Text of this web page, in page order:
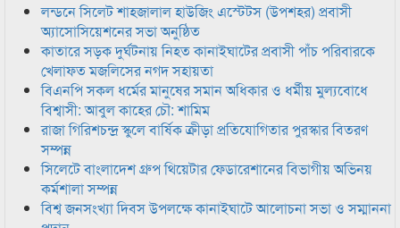
লন্ডনে সিলেট শাহজালাল হাউজিং এস্টেটস (উপশহর) প্রবাসী
অ্যাসোসিয়েশনের সভা অনুষ্ঠিত
কাতারে সড়ক দুর্ঘটনায় নিহত কানাইঘাটের প্রবাসী পাঁচ পরিবারকে
খেলাফত মজলিসের নগদ সহায়তা
বিএনপি সকল ধর্মের মানুষের সমান অধিকার ও ধর্মীয় মুল্যবোধে
বিশ্বাসী: আবুল কাহের চৌ: শামিম
রাজা গিরিশচন্দ্র স্কুলে বার্ষিক ক্রীড়া প্রতিযোগিতার পুরস্কার বিতরণ
সম্পন্ন
সিলেটে বাংলাদেশ গ্রুপ থিয়েটার ফেডারেশানের বিভাগীয় অভিনয়
কর্মশালা সম্পন্ন
বিশ্ব জনসংখ্যা দিবস উপলক্ষে কানাইঘাটে আলোচনা সভা ও সম্মাননা